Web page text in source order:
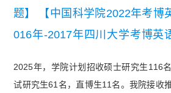
题】
【中国科学院2022年考博
016年-2017年四川大学考博英
2025年，学院计划招收硕士研究生116
试研究生61名，直博生11名。我院接收